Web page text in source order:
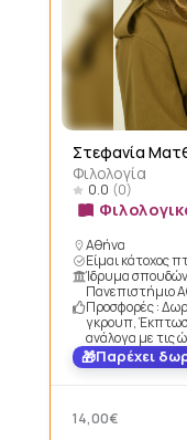
Στεφανία
Φιλολογία
0.0 (0)
Αθήνα
Είμαι κάτοχος
Ίδρυμα σπουδών
Πανεπιστήμιο
Προσφορές :
γκρουπ,
ανάλογα με τις
Παρέχει
14,00€